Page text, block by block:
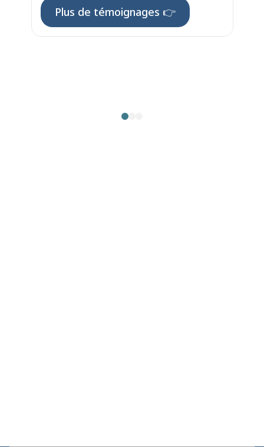
Plus de témoignages 👉